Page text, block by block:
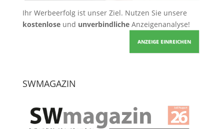
Ihr Werbeerfolg ist unser Ziel. Nutzen Sie unsere
kostenloseund unverbindlicheAnzeigenanalyse!
ANZEIGE EINREICHEN
SWMAGAZIN